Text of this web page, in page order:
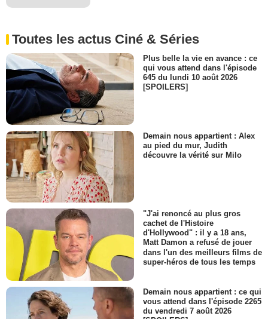
Toutes les actus Ciné & Séries
Plus belle la vie en avance : ce
qui vous attend dans l'épisode
645 du lundi 10 août 2026
[SPOILERS]
Demain nous appartient : Alex
au pied du mur, Judith
découvre la vérité sur Milo
"J'ai renoncé au plus gros
cachet de l'Histoire
d'Hollywood" : il y a 18 ans,
Matt Damon a refusé de jouer
dans l'un des meilleurs films de
super-héros de tous les temps
Demain nous appartient : ce qui
vous attend dans l'épisode 2265
du vendredi 7 août 2026